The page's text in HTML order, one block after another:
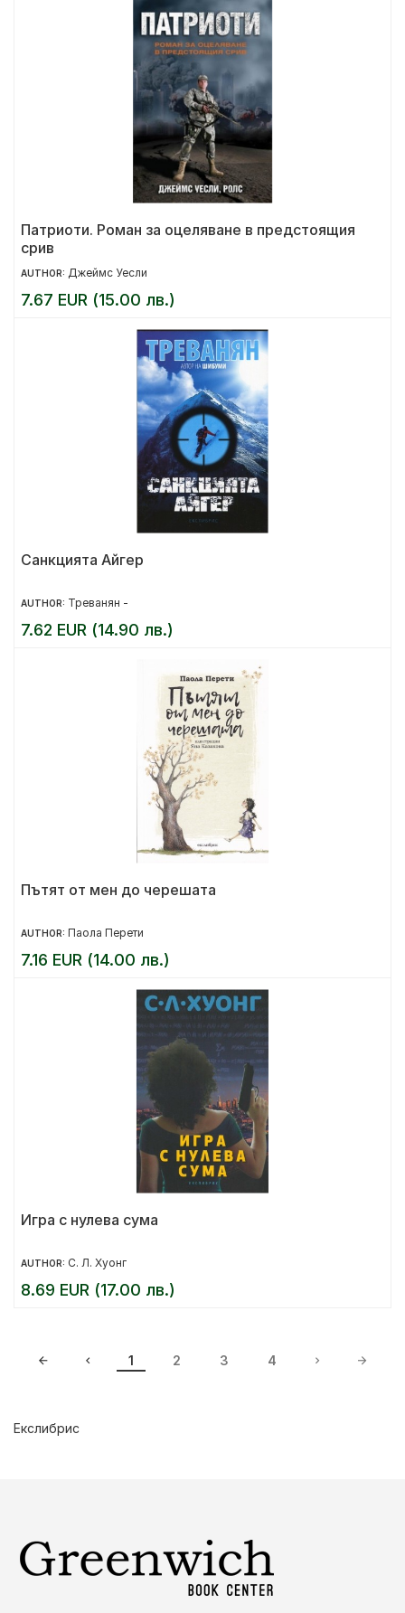
Патриоти. Роман за оцеляване в предстоящия
срив
AUTHOR: Джеймс Уесли
7.67 EUR (15.00 лв.)
Санкцията Айгер
AUTHOR: Треванян -
7.62 EUR (14.90 лв.)
Пътят от мен до черешата
AUTHOR: Паола Перети
7.16 EUR (14.00 лв.)
Игра с нулева сума
AUTHOR: С. Л. Хуонг
8.69 EUR (17.00 лв.)
1 2 3 4
Екслибрис